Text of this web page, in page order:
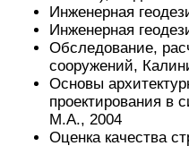
Инженерная
Инженерная
Обследование,
сооружений,
Основы
проектирования в
М.А., 2004
Оценка качества